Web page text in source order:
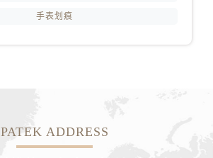
手表划痕
PATEK ADDRESS